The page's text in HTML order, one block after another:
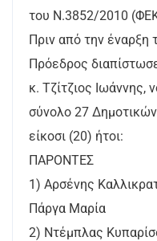
του Ν.3852/2010
Πριν από την έναρξη
Πρόεδρος
κ. Τζίτζιος Ιωάννης,
σύνολο 27
είκοσι (20) ήτοι:
1) Αρσένης
Πάργα Μαρία
2) Ντέμπλας